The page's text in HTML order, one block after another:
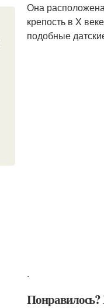
Она
крепость в X
подобные
.
Понравилось?